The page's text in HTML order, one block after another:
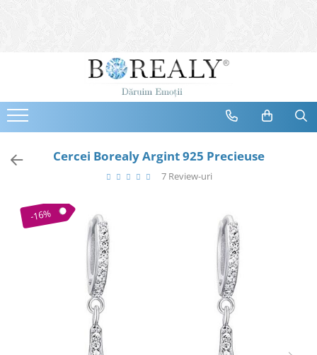
Bijuterii
Cercei
Bratari
Coliere
Tiare
Destinatari
Bijuterii Mirese
Cercei Borealy Argint 925 Precieuse
7 Review-uri
-16%